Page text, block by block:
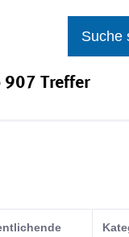
Suche
907 Treffer